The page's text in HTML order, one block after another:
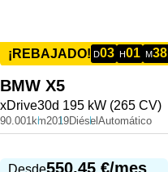
¡REBAJADO! D03 H01 M38
BMW X5
xDrive30d 195 kW (265 CV)
90.001km2019Diésel Automático
550,45 €/mes